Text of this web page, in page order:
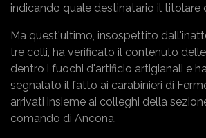
indicando quale destinatario il titolare
Ma quest'ultimo, insospettito
tre colli, ha verificato il contenuto
dentro i fuochi d'artificio artigianali e
segnalato il fatto ai carabinieri di
arrivati insieme ai colleghi della
comando di Ancona.